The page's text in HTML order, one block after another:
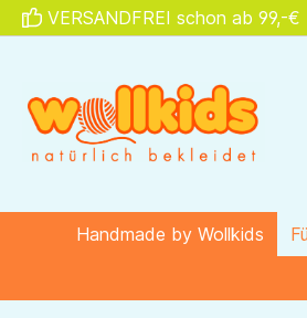
Zur Hauptnavigation
VERSANDFREI schon ab 99,-€
Handmade by Wollkids